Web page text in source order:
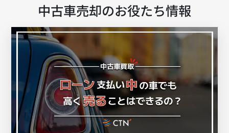
中古車売却のお役たち情報